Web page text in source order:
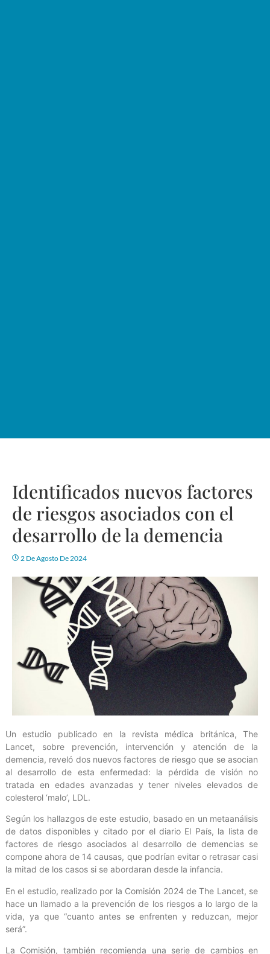
Identificados nuevos factores
de riesgos asociados con el
desarrollo de la demencia
2 De Agosto De 2024
Un estudio publicado en la revista médica británica, The
Lancet, sobre prevención, intervención y atención de la
demencia, reveló dos nuevos factores de riesgo que se asocian
al desarrollo de esta enfermedad: la pérdida de visión no
tratada en edades avanzadas y tener niveles elevados de
colesterol ‘malo’, LDL.
Según los hallazgos de este estudio, basado en un metaanálisis
de datos disponibles y citado por el diario El País, la lista de
factores de riesgo asociados al desarrollo de demencias se
compone ahora de 14 causas, que podrían evitar o retrasar casi
la mitad de los casos si se abordaran desde la infancia.
En el estudio, realizado por la Comisión 2024 de The Lancet, se
hace un llamado a la prevención de los riesgos a lo largo de la
vida, ya que “cuanto antes se enfrenten y reduzcan, mejor
será”.
La Comisión, también recomienda una serie de cambios en